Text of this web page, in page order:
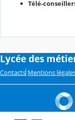
Télé-
Lycée des
Contacts Mentions